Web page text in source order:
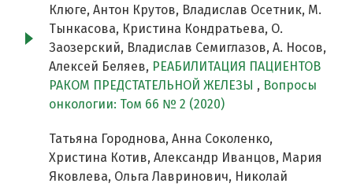
Клюге, Антон Крутов, Владислав Осетник, М.
Тынкасова, Кристина Кондратьева, О.
Заозерский, Владислав Семиглазов, А. Носов,
Алексей Беляев, РЕАБИЛИТАЦИЯ ПАЦИЕНТОВ
РАКОМ ПРЕДСТАТЕЛЬНОЙ ЖЕЛЕЗЫ , Вопросы
онкологии: Том 66 № 2 (2020)
Татьяна Городнова, Анна Соколенко,
Христина Котив, Александр Иванцов, Мария
Яковлева, Ольга Лавринович, Николай